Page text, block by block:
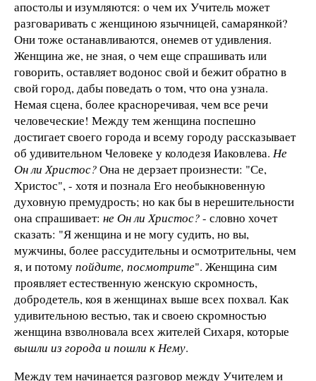
апостолы и изумляются: о чем их Учитель может
разговаривать с женщиною язычницей, самарянкой?
Они тоже останавливаются, онемев от удивления.
Женщина же, не зная, о чем еще спрашивать или
говорить, оставляет водонос свой и бежит обратно в
свой город, дабы поведать о том, что она узнала.
Немая сцена, более красноречивая, чем все речи
человеческие! Между тем женщина поспешно
достигает своего города и всему городу рассказывает
об удивительном Человеке у колодезя Иаковлева. Не
Он ли Христос?Она не дерзает произнести: "Се,
Христос", - хотя и познала Его необыкновенную
духовную премудрость; но как бы в нерешительности
она спрашивает: не Он ли Христос?- словно хочет
сказать: "Я женщина и не могу судить, но вы,
мужчины, более рассудительны и осмотрительны, чем
я, и потомупойдите, посмотрите". Женщина сим
проявляет естественную женскую скромность,
добродетель, коя в женщинах выше всех похвал. Как
удивительною вестью, так и своею скромностью
женщина взволновала всех жителей Сихаря, которые
вышли из города и пошли к Нему.
Между тем начинается разговор между Учителем и